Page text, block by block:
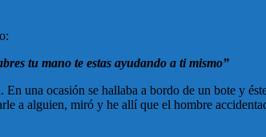
tu mano te estas ayudando a ti mismo”
una ocasión se hallaba a bordo de un bote y
a alguien, miró y he allí que el hombre